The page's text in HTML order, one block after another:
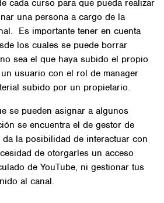
cada curso para que pueda realizar
una persona a cargo de la
Es importante tener en cuenta
los cuales se puede borrar
sea el que haya subido el propio
usuario con el rol de manager
subido por un propietario.
se pueden asignar a algunos
se encuentra el de gestor de
la posibilidad de interactuar con
de otorgarles un acceso
de YouTube, ni gestionar tus
al canal.